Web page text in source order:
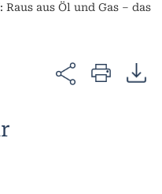
Raus aus Öl und Gas – das